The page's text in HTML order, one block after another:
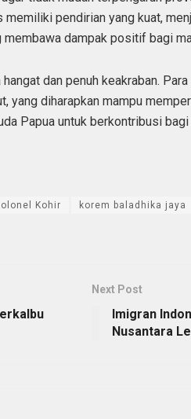
pendirian yang kuat,
membawa dampak positif bagi
dan penuh keakraban.
yang diharapkan mampu
Papua untuk berkontribusi
Kohir korem baladhika jaya
Next Post
Imigran
Nusantara